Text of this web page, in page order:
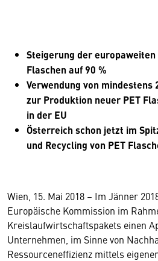
Steigerung der
Flaschen auf 90 %
Verwendung von mindestens
zur Produktion neuer PET
in der EU
Österreich schon jetzt im
und Recycling von PET
Wien, 15. Mai 2018 – Im Jänner
Europäische Kommission im
Kreislaufwirtschaftspakets einen
Unternehmen, im Sinne von
Ressourceneffizienz mittels